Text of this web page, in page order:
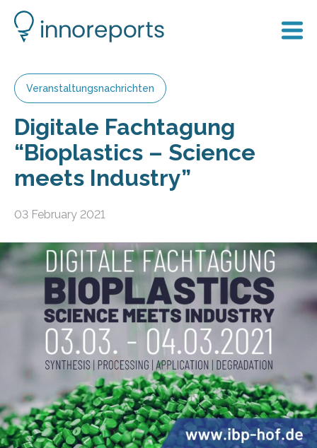
Veranstaltungsnachrichten
Digitale Fachtagung
“Bioplastics – Science
meets Industry”
03 February 2021